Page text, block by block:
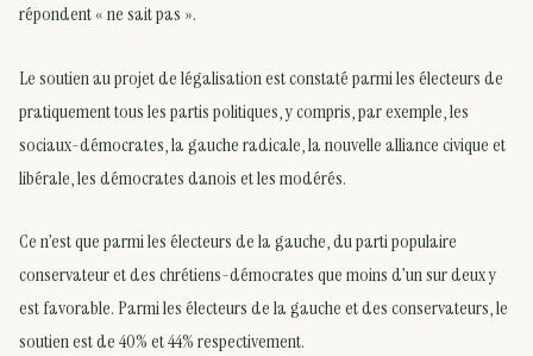
répondent « ne sait pas ».
Le soutien au projet de légalisation est constaté parmi les électeurs de
pratiquement tous les partis politiques, y compris, par exemple, les
sociaux-démocrates, la gauche radicale, la nouvelle alliance civique et
libérale, les démocrates danois et les modérés.
Ce n’est que parmi les électeurs de la gauche, du parti populaire
conservateur et des chrétiens-démocrates que moins d’un sur deux y
est favorable. Parmi les électeurs de la gauche et des conservateurs, le
soutien est de 40% et 44% respectivement.